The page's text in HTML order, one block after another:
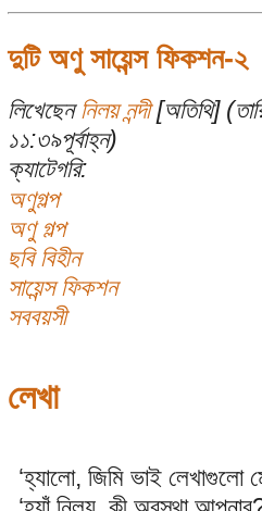
দুটি অণু সায়েন্স ফিকশন-২
লিখেছেন নিলয় নন্দী[অতিথি]
১১:৩৯পূর্বাহ্ন)
ক্যাটেগরি:
অণুগল্প
অণু গল্প
ছবি বিহীন
সায়েন্স ফিকশন
সববয়সী
লেখা
‘হ্যালো, জিমি ভাই লেখাগুলো